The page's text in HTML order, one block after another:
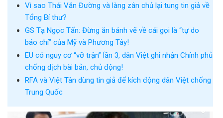
Vì sao Thái Văn Đường và làng zân chủ lại tung tin giả về
Tổng Bí thư?
GS Tạ Ngọc Tấn: Đừng ăn bánh vẽ về cái gọi là “tự do
báo chí” của Mỹ và Phương Tây!
EU có nguy cơ “vỡ trận” lần 3, dân Việt ghi nhận Chính phủ
chống dịch bài bản, chủ động!
RFA và Việt Tân dùng tin giả để kích động dân Việt chống
Trung Quốc